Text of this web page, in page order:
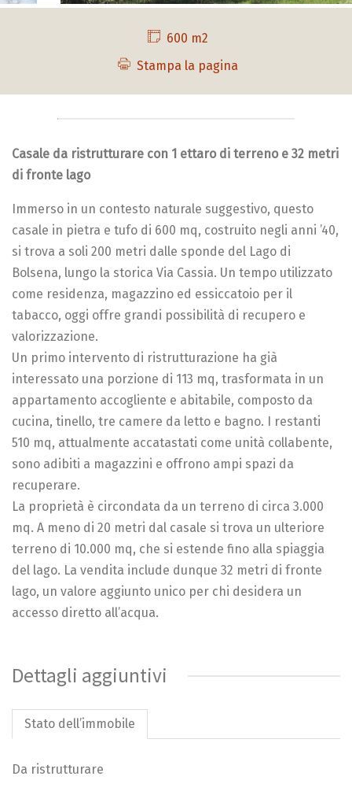
600 m2
Stampa la pagina
Casale da ristrutturare con 1 ettaro di terreno e 32 metri
di fronte lago
Immerso in un contesto naturale suggestivo, questo
casale in pietra e tufo di 600 mq, costruito negli anni ’40,
si trova a soli 200 metri dalle sponde del Lago di
Bolsena, lungo la storica Via Cassia. Un tempo utilizzato
come residenza, magazzino ed essiccatoio per il
tabacco, oggi offre grandi possibilità di recupero e
valorizzazione.
Un primo intervento di ristrutturazione ha già
interessato una porzione di 113 mq, trasformata in un
appartamento accogliente e abitabile, composto da
cucina, tinello, tre camere da letto e bagno. I restanti
510 mq, attualmente accatastati come unità collabente,
sono adibiti a magazzini e offrono ampi spazi da
recuperare.
La proprietà è circondata da un terreno di circa 3.000
mq. A meno di 20 metri dal casale si trova un ulteriore
terreno di 10.000 mq, che si estende fino alla spiaggia
del lago. La vendita include dunque 32 metri di fronte
lago, un valore aggiunto unico per chi desidera un
accesso diretto all’acqua.
Dettagli aggiuntivi
Stato dell’immobile
Da ristrutturare